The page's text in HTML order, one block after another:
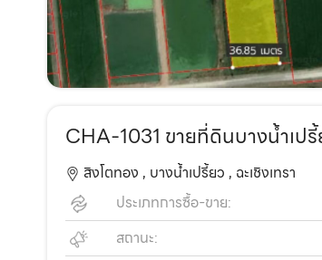
CHA-1031 ขายที่ดินบางน้ำเปรี้
สิงโตทอง , บางน้ำเปรี้ยว , ฉะเชิงเทรา
ประเภทการซื้อ-ขาย:
สถานะ: